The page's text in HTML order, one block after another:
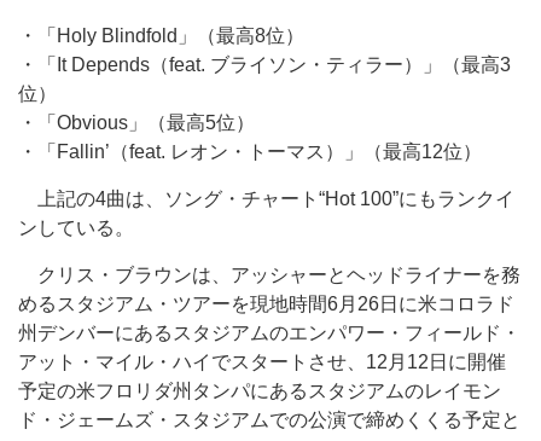
・「Holy Blindfold」（最高8位）
・「It Depends（feat. ブライソン・ティラー）」（最高3
位）
・「Obvious」（最高5位）
・「Fallin’（feat. レオン・トーマス）」（最高12位）
上記の4曲は、ソング・チャート“Hot 100”にもランクイ
ンしている。
クリス・ブラウンは、アッシャーとヘッドライナーを務
めるスタジアム・ツアーを現地時間6月26日に米コロラド
州デンバーにあるスタジアムのエンパワー・フィールド・
アット・マイル・ハイでスタートさせ、12月12日に開催
予定の米フロリダ州タンパにあるスタジアムのレイモン
ド・ジェームズ・スタジアムでの公演で締めくくる予定と